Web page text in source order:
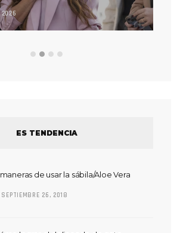
ES TENDENCIA
de usar la sábila/Aloe Vera
26, 2018